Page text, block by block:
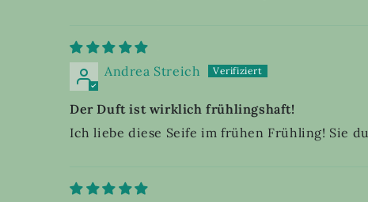
Andrea Streich
Der Duft ist wirklich frühlingshaft!
Ich liebe diese Seife im frühen Frühling! Sie